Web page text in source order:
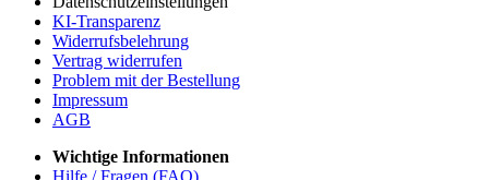
KI-Transparenz
Widerrufsbelehrung
Vertrag widerrufen
Problem mit der Bestellung
Impressum
AGB
Wichtige Informationen
Hilfe / Fragen (FAQ)